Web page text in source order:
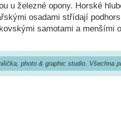
u železné opony. Horské
osadami střídají
samotami a menšími
photo & graphic studio. Všechna